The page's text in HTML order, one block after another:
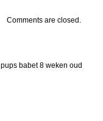
Comments are closed.
pups babet 8 weken oud